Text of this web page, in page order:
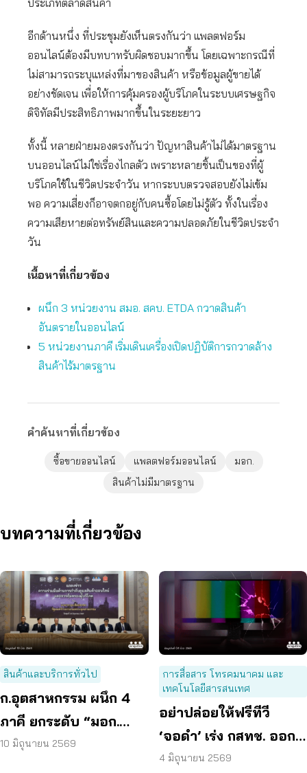
ประเภทตลาดสินค้า
อีกด้านหนึ่ง ที่ประชุมยังเห็นตรงกันว่า แพลตฟอร์ม
ออนไลน์ต้องมีบทบาทรับผิดชอบมากขึ้น โดยเฉพาะกรณีที่
ไม่สามารถระบุแหล่งที่มาของสินค้า หรือข้อมูลผู้ขายได้
อย่างชัดเจน เพื่อให้การคุ้มครองผู้บริโภคในระบบเศรษฐกิจ
ดิจิทัลมีประสิทธิภาพมากขึ้นในระยะยาว
ทั้งนี้ หลายฝ่ายมองตรงกันว่า ปัญหาสินค้าไม่ได้มาตรฐาน
บนออนไลน์ไม่ใช่เรื่องไกลตัว เพราะหลายชิ้นเป็นของที่ผู้
บริโภคใช้ในชีวิตประจำวัน หากระบบตรวจสอบยังไม่เข้ม
พอ ความเสี่ยงก็อาจตกอยู่กับคนซื้อโดยไม่รู้ตัว ทั้งในเรื่อง
ความเสียหายต่อทรัพย์สินและความปลอดภัยในชีวิตประจำ
วัน
เนื้อหาที่เกี่ยวข้อง
ผนึก 3 หน่วยงาน สมอ. สคบ. ETDA กวาดสินค้า
อันตรายในออนไลน์
5 หน่วยงานภาคี เริ่มเดินเครื่องเปิดปฏิบัติการกวาดล้าง
สินค้าไร้มาตรฐาน
คำค้นหาที่เกี่ยวข้อง
ซื้อขายออนไลน์ แพลตฟอร์มออนไลน์
มอก.
สินค้าไม่มีมาตรฐาน
บทความที่เกี่ยวข้อง
สินค้าและบริการทั่วไป
ก.อุตสาหกรรม ผนึก 4
ภาคี ยกระดับ “มอก.
Watch” สกัดสินค้า
10 มิถุนายน 2569
การสื่อสาร โทรคมนาคม และ
เทคโนโลยีสารสนเทศ
อย่าปล่อยให้ฟรีทีวี
‘จอดำ’ เร่ง กสทช. ออก
แผนแม่บททีวีดิจิทัล
4 มิถุนายน 2569